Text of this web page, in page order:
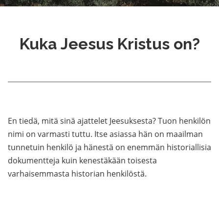
Kuka Jeesus Kristus on?
En tiedä, mitä sinä ajattelet Jeesuksesta? Tuon henkilön
nimi on varmasti tuttu. Itse asiassa hän on maailman
tunnetuin henkilö ja hänestä on enemmän historiallisia
dokumentteja kuin kenestäkään toisesta
varhaisemmasta historian henkilöstä.